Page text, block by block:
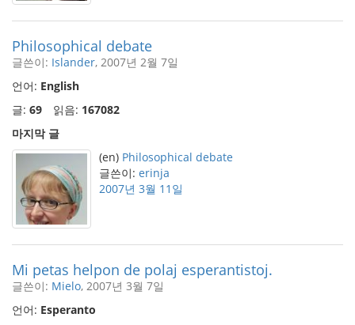
Philosophical debate
글쓴이: Islander, 2007년 2월 7일
언어: English
글: 69 읽음: 167082
마지막 글
(en) Philosophical debate
글쓴이: erinja
2007년 3월 11일
Mi petas helpon de polaj esperantistoj.
글쓴이: Mielo, 2007년 3월 7일
언어: Esperanto